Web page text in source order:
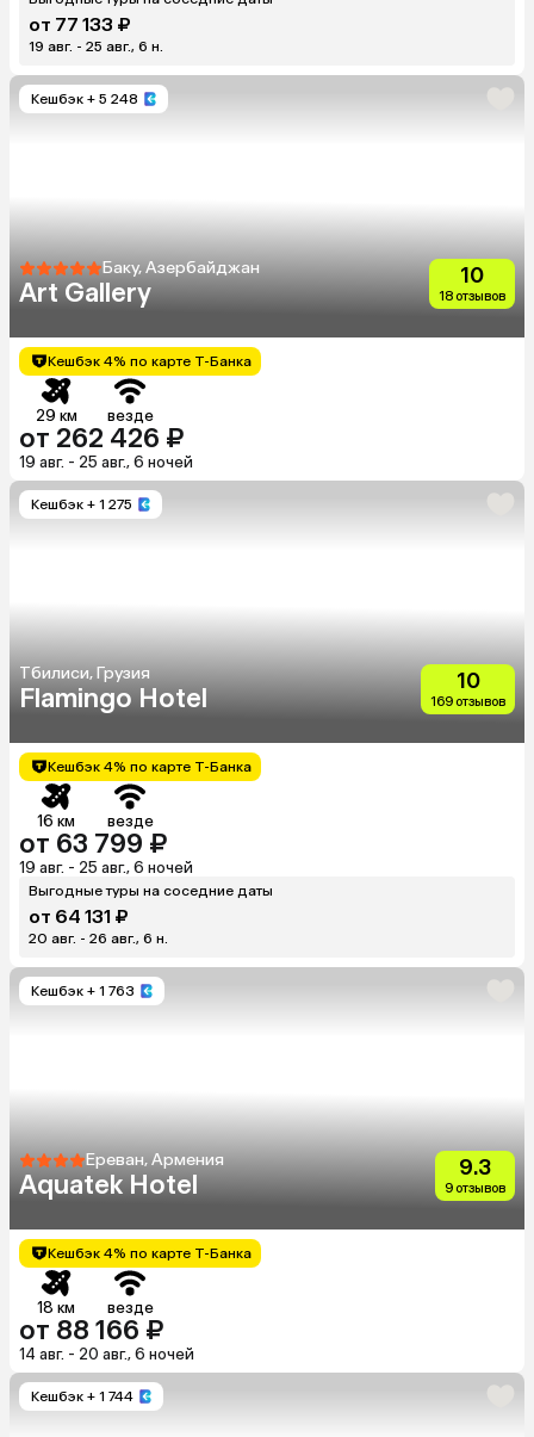
от 77 133 ₽
19 авг. - 25 авг., 6 н.
Кешбэк + 5 248
Баку, Азербайджан
Art Gallery
10
18 отзывов
Кешбэк 4% по карте Т-Банка
29 км везде
от 262 426 ₽
19 авг. - 25 авг., 6 ночей
Кешбэк + 1 275
Тбилиси, Грузия
Flamingo Hotel
10
169 отзывов
Кешбэк 4% по карте Т-Банка
16 км везде
от 63 799 ₽
19 авг. - 25 авг., 6 ночей
Выгодные туры на соседние даты
от 64 131 ₽
20 авг. - 26 авг., 6 н.
Кешбэк + 1 763
Ереван, Армения
Aquatek Hotel
9.3
9 отзывов
Кешбэк 4% по карте Т-Банка
18 км везде
от 88 166 ₽
14 авг. - 20 авг., 6 ночей
Кешбэк + 1 744